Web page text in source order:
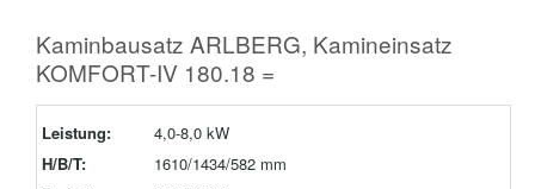
Kaminbausatz ARLBERG, Kamineinsatz
KOMFORT-IV 180.18 =
Leistung:
4,0-8,0 kW
H/B/T:
1610/1434/582 mm